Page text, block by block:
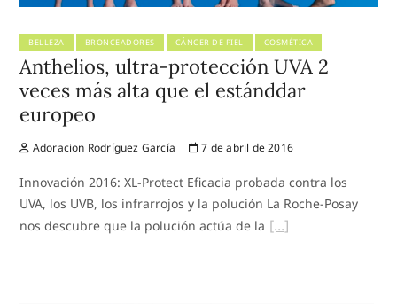
BELLEZA BRONCEADORES CÁNCER DE PIEL COSMÉTICA
Anthelios, ultra-protección UVA 2
veces más alta que el estánddar
europeo
Adoracion Rodríguez García 7 de abril de 2016
Innovación 2016: XL-Protect Eficacia probada contra los
UVA, los UVB, los infrarrojos y la polución La Roche-Posay
nos descubre que la polución actúa de la